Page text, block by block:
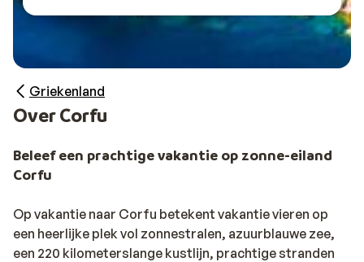
Griekenland
Over Corfu
Beleef een prachtige vakantie op zonne-eiland
Corfu
Op vakantie naar Corfu betekent vakantie vieren op
een heerlijke plek vol zonnestralen, azuurblauwe zee,
een 220 kilometerslange kustlijn, prachtige stranden